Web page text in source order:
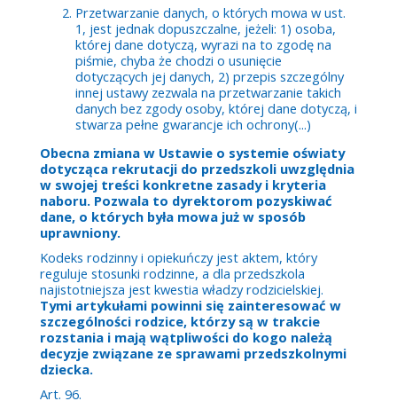
Przetwarzanie danych, o których mowa w ust.
1, jest jednak dopuszczalne, jeżeli: 1) osoba,
której dane dotyczą, wyrazi na to zgodę na
piśmie, chyba że chodzi o usunięcie
dotyczących jej danych, 2) przepis szczególny
innej ustawy zezwala na przetwarzanie takich
danych bez zgody osoby, której dane dotyczą, i
stwarza pełne gwarancje ich ochrony(...)
Obecna zmiana w Ustawie o systemie oświaty
dotycząca rekrutacji do przedszkoli uwzględnia
w swojej treści konkretne zasady i kryteria
naboru. Pozwala to dyrektorom pozyskiwać
dane, o których była mowa już w sposób
uprawniony.
Kodeks rodzinny i opiekuńczy jest aktem, który
reguluje stosunki rodzinne, a dla przedszkola
najistotniejsza jest kwestia władzy rodzicielskiej.
Tymi artykułami powinni się zainteresować w
szczególności rodzice, którzy są w trakcie
rozstania i mają wątpliwości do kogo należą
decyzje związane ze sprawami przedszkolnymi
dziecka.
Art. 96.